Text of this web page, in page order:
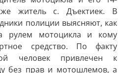
житель с. Дъектиек. В
полиции выясняют, как
рулем мотоцикла и кому
средство. По факту
человек привлечен к
без прав и мотошлемов, а